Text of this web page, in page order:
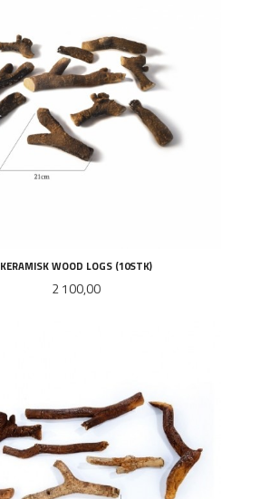
KERAMISK WOOD LOGS (10STK)
Pris
2 100,00